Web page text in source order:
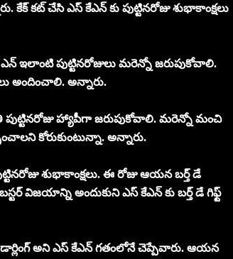
కట్ చేసి ఎస్ కేఎన్ కు పుట్టినరోజు శుభాకాంక్షలు
ఇలాంటి పుట్టినరోజులు మరెన్నో జరుపుకోవాలి.
అందించాలి. అన్నారు.
హ్యాపీగా జరుపుకోవాలి. మరెన్నో మంచి
కోరుకుంటున్నా. అన్నారు.
శుభాకాంక్షలు. ఈ రోజు ఆయన బర్త్ డే
విజయాన్ని అందుకుని ఎస్ కేఎన్ కు బర్త్ డే గిఫ్ట్
అని ఎస్ కేఎన్ గతంలోనే చెప్పేవారు. ఆయన